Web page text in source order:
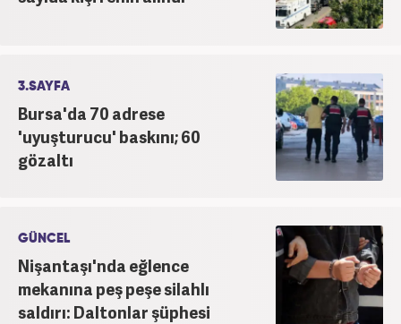
3.SAYFA
Bursa'da 70 adrese
'uyuşturucu' baskını; 60
gözaltı
GÜNCEL
Nişantaşı'nda eğlence
mekanına peş peşe silahlı
saldırı: Daltonlar şüphesi